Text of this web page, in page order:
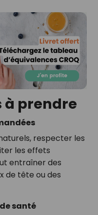
à prendre
respecter les
les effets
entraîner des
de tête ou des
santé